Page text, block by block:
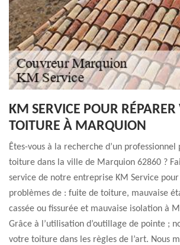
KM SERVICE POUR RÉPARER
TOITURE À MARQUION
Êtes-vous à la recherche d’un
toiture dans la ville de Marquion 62860 ?
service de notre entreprise KM Service pour
problèmes de : fuite de toiture, mauvaise
cassée ou fissurée et mauvaise isolation à
Grâce à l’utilisation d’outillage de pointe ;
votre toiture dans les règles de l’art. Nous